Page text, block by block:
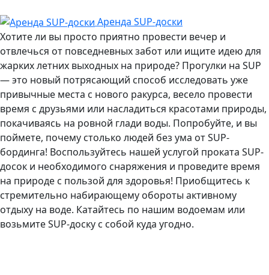
Аренда SUP-доски
Хотите ли вы просто приятно провести вечер и
отвлечься от повседневных забот или ищите идею для
жарких летних выходных на природе? Прогулки на SUP
— это новый потрясающий способ исследовать уже
привычные места с нового ракурса, весело провести
время с друзьями или насладиться красотами природы,
покачиваясь на ровной глади воды. Попробуйте, и вы
поймете, почему столько людей без ума от SUP-
бординга! Воспользуйтесь нашей услугой проката SUP-
досок и необходимого снаряжения и проведите время
на природе с пользой для здоровья! Приобщитесь к
стремительно набирающему обороты активному
отдыху на воде. Катайтесь по нашим водоемам или
возьмите SUP-доску с собой куда угодно.